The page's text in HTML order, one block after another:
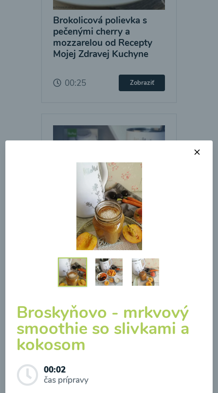
Brokolicová polievka s
pečenými cherry a
mozzarelou od Recepty
Mojej Zdravej Kuchyne
00:25 Zobraziť
Brokolicová polievka so
syrom
00:25 Zobraziť
Broskyňovo - mrkvový
smoothie so slivkami a
kokosom
00:02
čas prípravy
Odber noviniek a akcií
Odoslaním registrácie na Newsletter súhlasím so
spracovaním osobných údajov pre účely